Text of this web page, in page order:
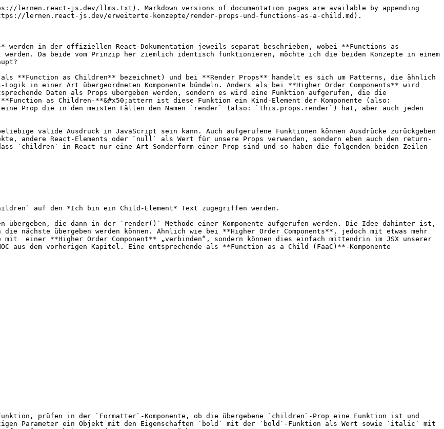
der `italic`-Funktion als Wert. Gleichzeitig geben wir die aufgerufene Funktion aus der Komponente zurück.

Bei der Verwendung dieser **Function as Children**-Komponente wird dann eben eine Funktion im JSX als Kind-Element übergeben. Dies funktioniert wie folgt:

```jsx
<div>
  <p>Dieser Text hat keinerlei Kenntnis der Formatter-Funktionen</p>
  <Formatter>
  {({ bold }) => (
    <p>Dieser Text hingegen {bold('sehr wohl')}</p>
  )}
  </Formatter>
</div>
```

Der Nutzen dieses Ansatzes ist die besagte Flexibilität, da wir nun nicht mehr die ganze Komponente selbst mit einer Higher Order Funktion verbinden müssen, nur um vielleicht an einer einzigen Stelle auf dessen wiederverwendbare Funktionalität zurückgreifen zu können. Anders als bei Higher Order Components ist es auf diese Art auch möglich, Parameter direkt aus dem JSX an die Function as a Child Komponente zu übergeben und so mit dieser zu kommunizieren.

Schauen wir uns dazu noch einmal unser zweites Beispiel aus dem Kapitel über Higher Order Components an, die Preisliste der Kryptowährungen, und implementieren diese als Function as a Child:

```jsx
class CryptoPrices extends React.Component {
  state = {
    isLoading: true,
    items: []
  };

  componentDidMount() {
    this.loadData();
  }

  loadData = async () => {
    this.setState(() => ({
      isLoading: true
    }));

    const { limit } = this.props;

    try {
      const cryptoTicker = await fetch(
        `https://api.coingecko.com/api/v3/coins/markets?vs_currency=eur&per_page=${limit || 10}`
      );
      const cryptoTickerResponse = await cryptoTicker.json();

      this.setState(() => ({
        isLoading: false,
        items: cryptoTickerResponse
      }));
    } catch (err) {
      this.setState(() => ({
        isLoading: false
      }));
    }
  };

  render() {
    const { isLoading, items } = this.state;
    const { children } = this.props;

    if (typeof children !== "function") {
      return null;
    }

    return children({
      isLoading, 
      items, 
      loadData: this.loadData 
    });
  }
}
```

Auf den ersten Blick sieht die Komponente gar nicht mal so anders aus als die Higher Order Component aus dem vorherigen Kapitel. Doch wer genau hinschaut erkennt:

* Es wird keine weitere Komponente mehr erzeugt und zurückgegeben, sondern es wird direkt mit der Komponente gearbeitet
* Die `loadData`-Methode greift auf `this.props` zu, um daraus die `limit`-Prop abzulesen. Diese wird als Parameter für den API Call verwendet.
* Die `render()`-Methode gibt nun keine in die Komponente hereingegebene Komponente mehr zurück, sondern ruft stattdessen die `children`-Funktion aus, die sie aus ihren eigenen Props bekommt.
* Die `children`-Funktion hingegen bekommt den Lade-Status (`isLoading`) sowie letztendlich die items zurück.

Die Verwendung dieser Komponente ist dann ähnlich zu der aus dem ersten Beispiel mit dem kleinen Unterschied, dass wir der Komponente optional eine `limit`-Prop übergeben können:

```jsx
<div>
  <h1>Current Crypto Currency Prices</h1>
  <CryptoPrices limit={5}>
    {({ isLoading, items }) =>
      isLoading ? (
        <p>Loading prices. Please be patient.</p>
      ) : (
        <ul>
          {items.map((item) => (
            <li>
              {item.name} ({item.symbol}): EUR {item.current_price}
            </li>
          ))}
        </ul>
      )
    }
  </CryptoPrices>
</div>
```

An dieser Stelle kommt ebenfalls auch wieder die `PriceTable`-Komponente ins Spiel. Diese erwartete genau die drei Props, die wir aus der `CryptoPrices`-Komponente zurückgeben. Na, so ein Zufall! Schauen wir uns das doch einmal an, wie wir die beiden miteinander verbinden können:

```jsx
<CryptoPrices limit={5}>
  {({ isLoading, items, loadData }) => (
    <PriceTable isLoading={isLoading} items={items} loadData={loadData} />
  )}
</CryptoPrices>
```

Oder um es mittels der Spread-Syntax kurz zu machen:

```jsx
<CryptoPrices limit={5}>
  {(props) => <PriceTable {...props} />}
</CryptoPrices>
```

Auf diese Art und Weise haben wir eine sehr hohe Flexibilität gewährleistet, müssen Komponenten jedoch nicht starr über eine HOC mit der Logik verbinden, was uns einiges an „organisatorischem Aufwand“ erspart.&#x20;

Doch Vorsicht: **Functions as a Child-Komponenten haben auch eine Einschränkung die Higher Order Components** nicht haben. Nämlich können die Daten, die wir aus einer **FaaC**-Komponente beziehen **nur innerhalb von JSX** verwendet werden! Möchten wir also relativ abstrakte Methoden über eine höher in der Komponenten-Hierarchie stehende Logik-Komponente bereitstellen, ist dies mit einer **FaaC**-Komponente erst einmal nicht oder nur umständlich möglich!

### Render Props

Doch Moment mal, wie war das jetzt eigentlich mit den **Render Props** und was ist das jetzt genau und wie unterscheiden sich diese von **Function as Children**-Komponenten?

Vereinfacht gesagt: nur durch den Namen der Prop. Einige populäre Libraries aus der React-Welt hatten irgendwann damit angefangen `render` als Name für Props zu benutzen, die Funktionen als Wert erwarten. Und so würde unsere `CryptoPrices`-Komponente, benutzten wir statt `children` eine `render`-Prop, folgendermaßen aussehen:

```jsx
<CryptoPrices limit={5} render={(props) => <PriceTable {...props} />} />
```

Innerhalb der `CryptoPrices`-Komponente muss es dann natürlich heißen:

```jsx
render() {
  const { isLoading, items } = this.state;
  const { render } = this.props;

  if (typeof render !== "function") {
    return null;
  }

  // Achtung: dieses render() hat nichts mit der gleichnamigen Komponenten Methode
  // zu tun sondern kommt über this.props.render in die Komponente hinein!
  return render({
    isLoading, 
    items, 
    loadData: this.loadData 
  }); 
}
```

Ist also ein Stück weit auch Geschmackssache. Dabei seid ihr natürlich auf den Namen `render` nicht festgelegt, sondern könnt einfach jeder beliebigen Prop einfach eine Funktion übergeben und diese somit zu einer *„Render Prop“* machen.&#x20;

Dabei ist es auch möglich, beliebig viele solcher Props in einer Komponente zu haben. Wollt ihr beispielsweise eine Komponente implementieren, die euch eine Tabelle ausgibt, welche sowohl einen Tabellenkopf als auch einen Body besitzt, die beide jeweils Daten aus der Komponen